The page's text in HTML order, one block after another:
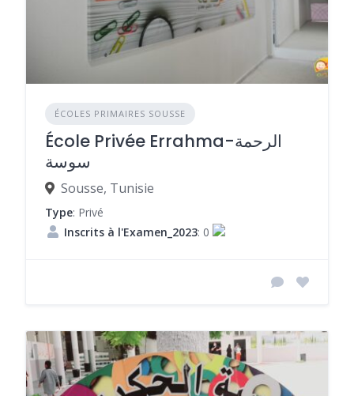
ÉCOLES PRIMAIRES SOUSSE
École Privée Errahma-الرحمة
سوسة
Sousse, Tunisie
Type: Privé
Inscrits à l'Examen_2023: 0